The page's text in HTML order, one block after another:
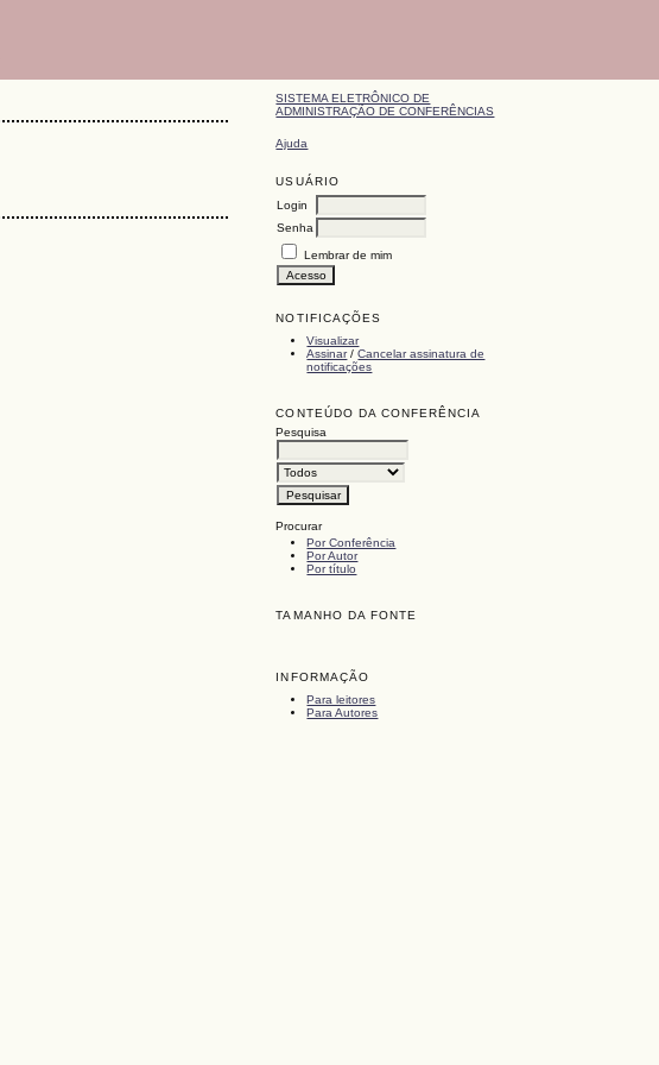
SISTEMA ELETRÔNICO DE
ADMINISTRAÇÃO DE CONFERÊNCIAS
Ajuda
USUÁRIO
Login
Senha
Lembrar de mim
NOTIFICAÇÕES
Visualizar
Assinar/Cancelar assinatura de
notificações
CONTEÚDO DA CONFERÊNCIA
Pesquisa
Procurar
Por Conferência
Por Autor
Por título
TAMANHO DA FONTE
INFORMAÇÃO
Para leitores
Para Autores